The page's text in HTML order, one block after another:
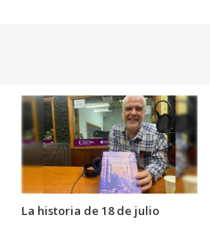
La historia de 18 de julio